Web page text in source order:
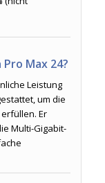
Max 24?
Leistung
um die
Er
Multi-Gigabit-